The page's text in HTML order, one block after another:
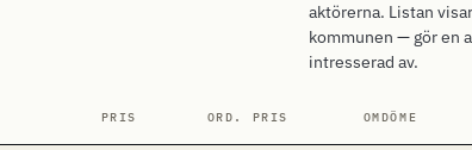
aktörerna. Listan
kommunen — gör en
intresserad av.
PRIS ORD. PRIS OMDÖME